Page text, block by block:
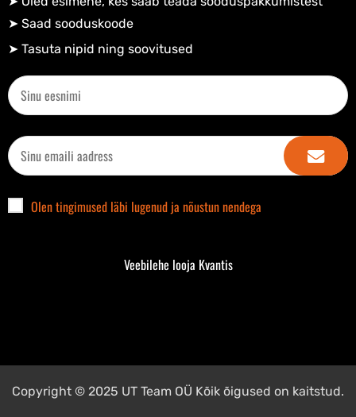
➤ Saad sooduskoode​
➤ Tasuta nipid ning soovitused​
Olen tingimused läbi lugenud ja nõustun nendega
Veebilehe looja Kvantis
Copyright © 2025 UT Team OÜ Kõik õigused on kaitstud.